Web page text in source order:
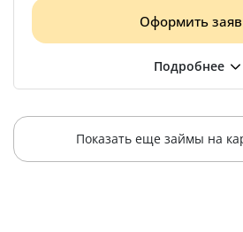
Оформить
Показать еще займы на